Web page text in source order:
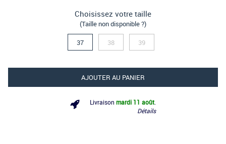
Choisissez votre taille
(Taille non disponible ?)
37 38 39
AJOUTER AU PANIER
Livraison mardi 11 août
Détails